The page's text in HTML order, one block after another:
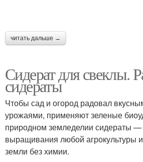
читать дальше →
Сидерат для свеклы.
сидераты
Чтобы сад и огород радовал
урожаями, применяют зеленые
природном земледелии сидераты —
выращивания любой агрокультуры
земли без химии.